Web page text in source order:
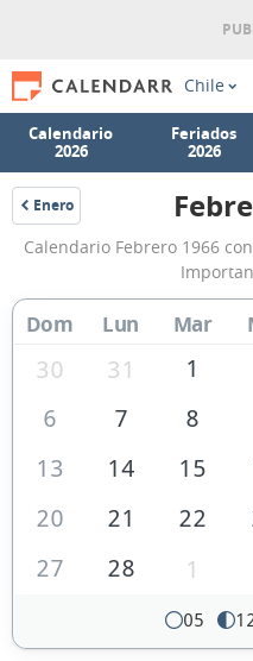
Chile
Calendario
2026
Feriados
2026
Enero
1966
Calendario Febrero 1966
Dom Lun Mar
30 31 1
6
7 8
13
14 15
20
21 22
27
28 1
05